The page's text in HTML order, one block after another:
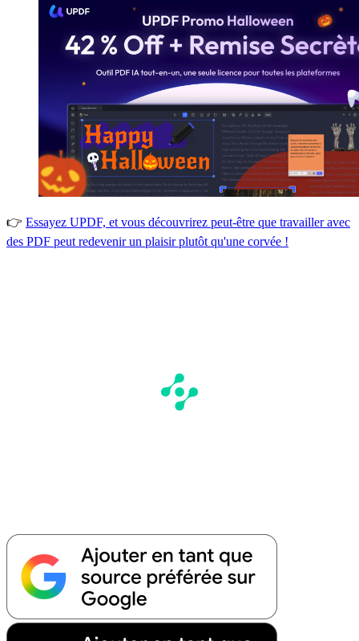
👉 Essayez UPDF, et vous découvrirez peut-être que travailler avec
des PDF peut redevenir un plaisir plutôt qu'une corvée !